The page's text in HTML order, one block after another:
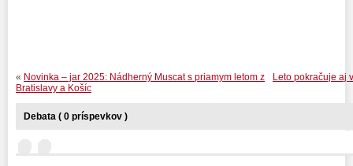
Leto pokračuje aj
« Novinka – jar 2025: Nádherný Muscat s priamym letom z
Bratislavy a Košíc
Debata ( 0 príspevkov )